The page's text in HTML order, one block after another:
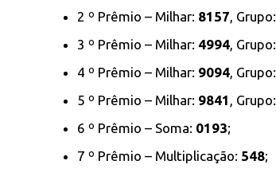
2 º Prêmio – Milhar: 8157, Grupo:
3 º Prêmio – Milhar: 4994, Grupo:
4 º Prêmio – Milhar: 9094, Grupo:
5 º Prêmio – Milhar: 9841 , Grupo:
6 º Prêmio – Soma: 0193;
7 º Prêmio – Multiplicação: 548;